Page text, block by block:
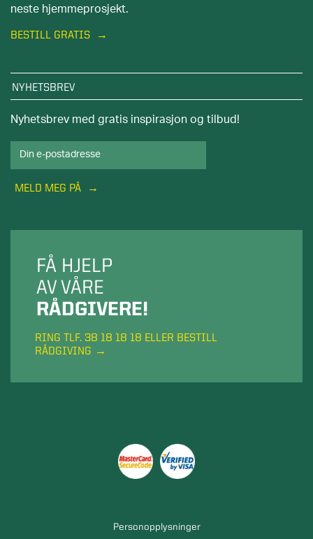
neste hjemmeprosjekt.
BESTILL GRATIS
NYHETSBREV
Nyhetsbrev med gratis inspirasjon og tilbud!
MELD MEG PÅ
FÅ HJELP
AV VÅRE
RÅDGIVERE!
RING TLF. 38 18 18 18 ELLER BESTILL
RÅDGIVING
Personopplysninger